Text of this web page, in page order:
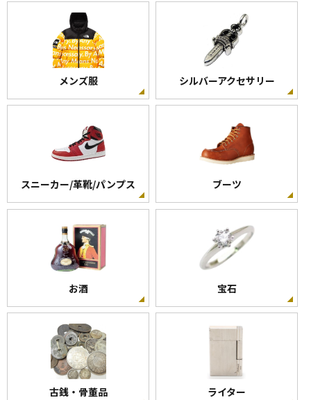
メンズ服 シルバーアクセサリー
スニーカー/革靴/パンプス ブーツ
お酒 宝石
古銭・骨董品 ライター